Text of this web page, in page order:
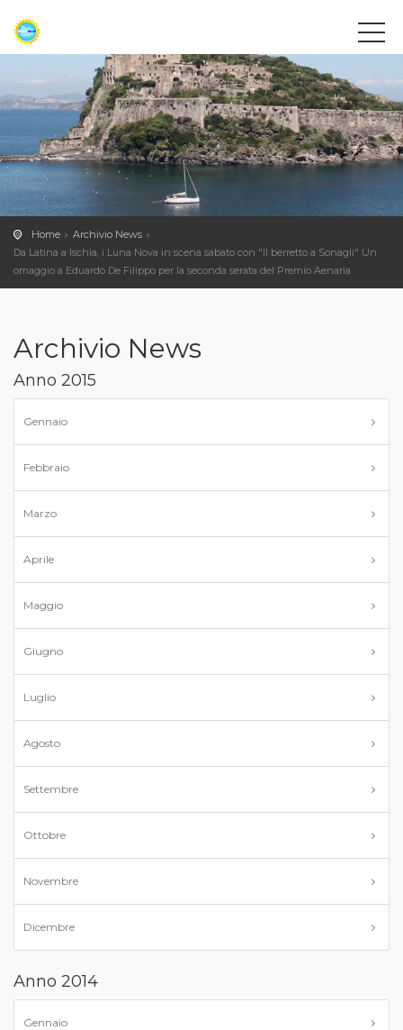
Home
Archivio News
Da Latina a Ischia, i Luna Nova in scena sabato con "Il berretto a Sonagli" Un
omaggio a Eduardo De Filippo per la seconda serata del Premio Aenaria
Archivio News
Anno 2015
Gennaio
Febbraio
Marzo
Aprile
Maggio
Giugno
Luglio
Agosto
Settembre
Ottobre
Novembre
Dicembre
Anno 2014
Gennaio